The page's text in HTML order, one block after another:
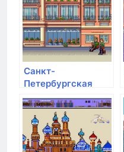
Санкт-
Петербургская
государственная
художественно-
промышленная
академия им. А.Л.
Штиглица